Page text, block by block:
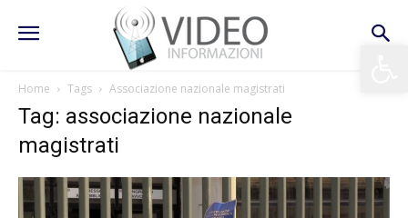
Home Tags Associazione nazionale magistrati
Tag: associazione nazionale
magistrati